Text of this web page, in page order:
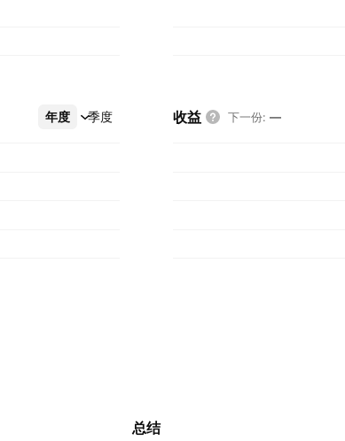
年度 季度
更多 收益 下一份: —
总结